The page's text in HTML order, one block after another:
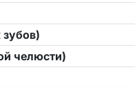
челюсти)